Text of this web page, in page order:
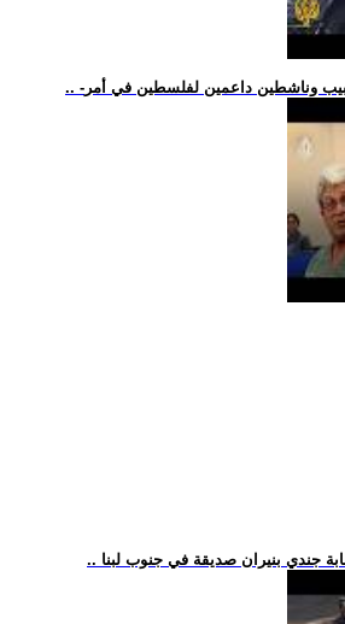
وناشطين داعمين لفلسطين في أمر
جندي بنيران صديقة في جنوب لبنا